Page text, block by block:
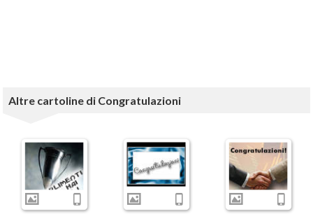
Altre cartoline di Congratulazioni